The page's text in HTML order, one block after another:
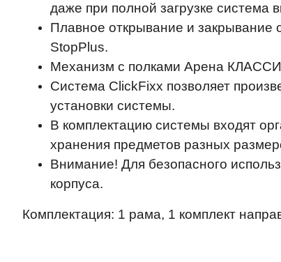
даже при полной загрузке система
Плавное открывание и закрывание
StopPlus.
Механизм с полками Арена
Система ClickFixx позволяет
установки системы.
В комплектацию системы входят
хранения предметов разных
Внимание! Для безопасного
корпуса.
Комплектация: 1 рама, 1 комплект